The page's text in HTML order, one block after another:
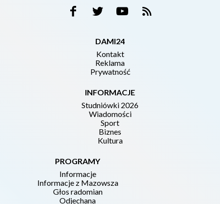
DAMI24
Kontakt
Reklama
Prywatność
INFORMACJE
Studniówki 2026
Wiadomości
Sport
Biznes
Kultura
PROGRAMY
Informacje
Informacje z Mazowsza
Głos radomian
Odjechana